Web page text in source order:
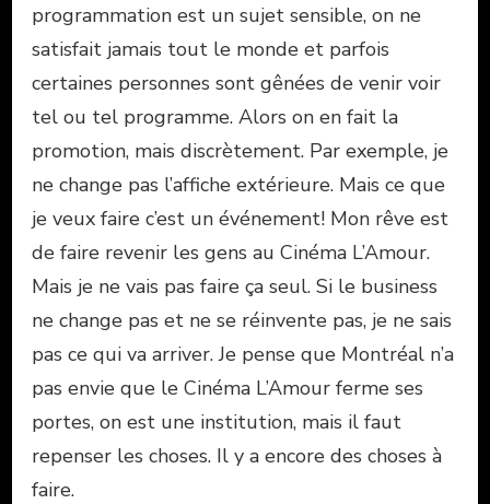
programmation est un sujet sensible, on ne
satisfait jamais tout le monde et parfois
certaines personnes sont gênées de venir voir
tel ou tel programme. Alors on en fait la
promotion, mais discrètement. Par exemple, je
ne change pas l’affiche extérieure. Mais ce que
je veux faire c’est un événement! Mon rêve est
de faire revenir les gens au Cinéma L’Amour.
Mais je ne vais pas faire ça seul. Si le business
ne change pas et ne se réinvente pas, je ne sais
pas ce qui va arriver. Je pense que Montréal n’a
pas envie que le Cinéma L’Amour ferme ses
portes, on est une institution, mais il faut
repenser les choses. Il y a encore des choses à
faire.